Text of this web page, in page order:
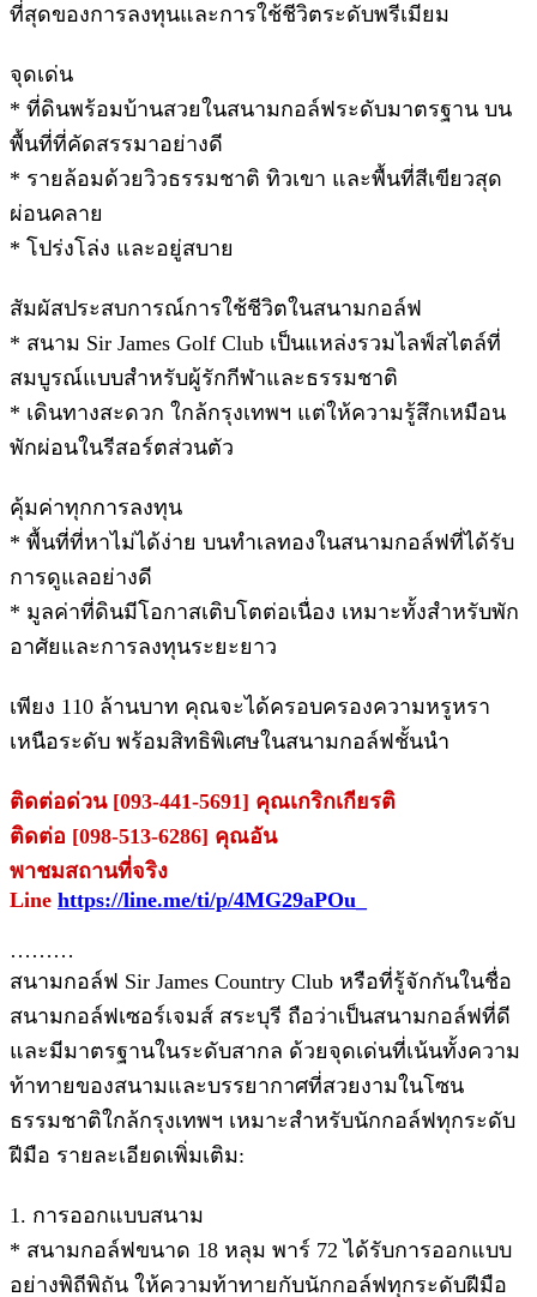
ที่สุดของการลงทุนและการใช้ชีวิตระดับพรีเมียม
จุดเด่น
* ที่ดินพร้อมบ้านสวยในสนามกอล์ฟระดับมาตรฐาน บน
พื้นที่ที่คัดสรรมาอย่างดี
* รายล้อมด้วยวิวธรรมชาติ ทิวเขา และพื้นที่สีเขียวสุด
ผ่อนคลาย
* โปร่งโล่ง และอยู่สบาย
สัมผัสประสบการณ์การใช้ชีวิตในสนามกอล์ฟ
* สนาม Sir James Golf Club เป็นแหล่งรวมไลฟ์สไตล์ที่
สมบูรณ์แบบสำหรับผู้รักกีฬาและธรรมชาติ
* เดินทางสะดวก ใกล้กรุงเทพฯ แต่ให้ความรู้สึกเหมือน
พักผ่อนในรีสอร์ตส่วนตัว
คุ้มค่าทุกการลงทุน
* พื้นที่ที่หาไม่ได้ง่าย บนทำเลทองในสนามกอล์ฟที่ได้รับ
การดูแลอย่างดี
* มูลค่าที่ดินมีโอกาสเติบโตต่อเนื่อง เหมาะทั้งสำหรับพัก
อาศัยและการลงทุนระยะยาว
เพียง 110 ล้านบาท คุณจะได้ครอบครองความหรูหรา
เหนือระดับ พร้อมสิทธิพิเศษในสนามกอล์ฟชั้นนำ
ติดต่อด่วน [093-441-5691] คุณเกริกเกียรติ
ติดต่อ [098-513-6286] คุณอัน
พาชมสถานที่จริง
Line https://line.me/ti/p/4MG29aPOu_
………
สนามกอล์ฟ Sir James Country Club หรือที่รู้จักกันในชื่อ
สนามกอล์ฟเซอร์เจมส์ สระบุรี ถือว่าเป็นสนามกอล์ฟที่ดี
และมีมาตรฐานในระดับสากล ด้วยจุดเด่นที่เน้นทั้งความ
ท้าทายของสนามและบรรยากาศที่สวยงามในโซน
ธรรมชาติใกล้กรุงเทพฯ เหมาะสำหรับนักกอล์ฟทุกระดับ
ฝีมือ รายละเอียดเพิ่มเติม:
1. การออกแบบสนาม
* สนามกอล์ฟขนาด 18 หลุม พาร์ 72 ได้รับการออกแบบ
อย่างพิถีพิถัน ให้ความท้าทายกับนักกอล์ฟทุกระดับฝีมือ